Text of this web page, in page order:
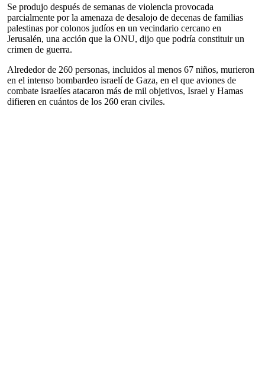
Se produjo después de semanas de violencia provocada
parcialmente por la amenaza de desalojo de decenas de familias
palestinas por colonos judíos en un vecindario cercano en
Jerusalén, una acción que la ONU, dijo que podría constituir un
crimen de guerra.
Alrededor de 260 personas, incluidos al menos 67 niños, murieron
en el intenso bombardeo israelí de Gaza, en el que aviones de
combate israelíes atacaron más de mil objetivos, Israel y Hamas
difieren en cuántos de los 260 eran civiles.